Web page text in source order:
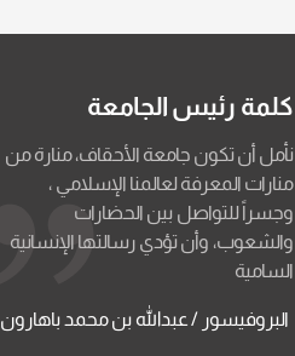
كلمة رئيس الجامعة
نأمل أن تكون جامعة الأحقاف، منارة من
منارات المعرفة لعالمنا الإسلامي ،
وجسراً للتواصل بين الحضارات
والشعوب، وأن تؤدي رسالتها الإنسانية
السامية
البروفيسور / عبدالله بن محمد باهارون